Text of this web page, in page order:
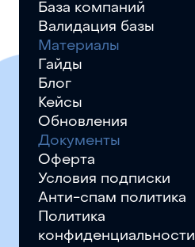
База компаний
Валидация базы
Материалы
Гайды
Блог
Кейсы
Обновления
Документы
Оферта
Условия подписки
Анти-спам политика
Политика
конфиденциальности